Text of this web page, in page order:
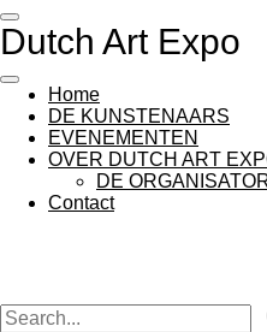
Skip
to
content
Dutch Art Expo
Home
DE KUNSTENAARS
EVENEMENTEN
OVER DUTCH ART
DE
Contact